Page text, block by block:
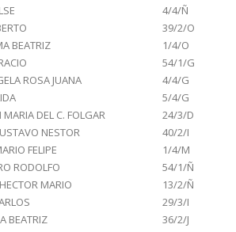
4/4/Ñ
39/2/O
BEATRIZ
1/4/O
54/1/G
ROSA JUANA
4/4/G
5/4/G
MARIA DEL C. FOLGAR
24/3/D
NESTOR
40/2/I
FELIPE
1/4/M
RODOLFO
54/1/Ñ
MARIO
13/2/Ñ
29/3/I
BEATRIZ
36/2/J